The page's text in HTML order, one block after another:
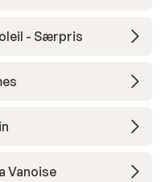
- Særpris
Vanoise